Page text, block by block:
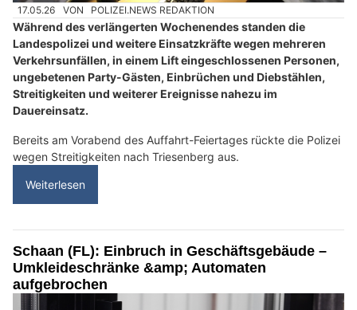
17.05.26 VON POLIZEI.NEWS REDAKTION
Während des verlängerten Wochenendes standen die
Landespolizei und weitere Einsatzkräfte wegen mehreren
Verkehrsunfällen, in einem Lift eingeschlossenen Personen,
ungebetenen Party-Gästen, Einbrüchen und Diebstählen,
Streitigkeiten und weiterer Ereignisse nahezu im
Dauereinsatz.
Bereits am Vorabend des Auffahrt-Feiertages rückte die Polizei
wegen Streitigkeiten nach Triesenberg aus.
Weiterlesen
Schaan (FL): Einbruch in Geschäftsgebäude –
Umkleideschränke &amp; Automaten
aufgebrochen